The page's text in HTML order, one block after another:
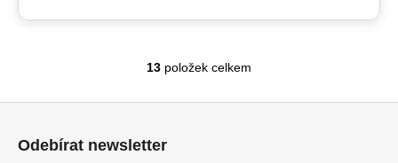
O
13 položek celkem
Odebírat newsletter